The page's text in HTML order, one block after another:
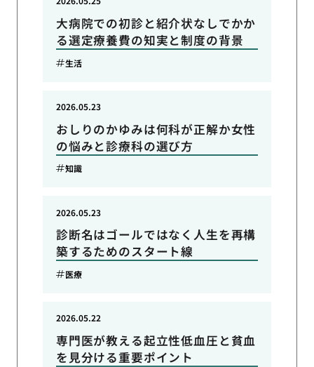
大病院での初診と紹介状なしでかか
る選定療養費の知実と制度の背景
生活
おしりのかゆみは何科が正解か女性
の悩みと診療科の選び方
2026.05.23
知識
診断名はゴールではなく人生を再構
築するためのスタート線
2026.05.23
医療
専門医が教える起立性低血圧と貧血
を見分ける重要ポイント
2026.05.22